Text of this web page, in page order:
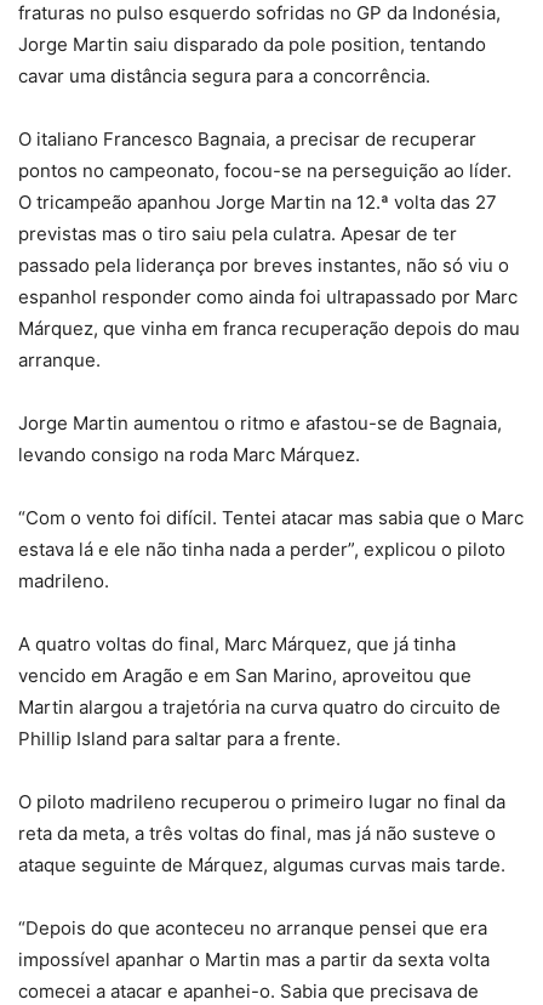
fraturas no pulso esquerdo sofridas no GP da Indonésia,
Jorge Martin saiu disparado da pole position, tentando
cavar uma distância segura para a concorrência.
O italiano Francesco Bagnaia, a precisar de recuperar
pontos no campeonato, focou-se na perseguição ao líder.
O tricampeão apanhou Jorge Martin na 12.ª volta das 27
previstas mas o tiro saiu pela culatra. Apesar de ter
passado pela liderança por breves instantes, não só viu o
espanhol responder como ainda foi ultrapassado por Marc
Márquez, que vinha em franca recuperação depois do mau
arranque.
Jorge Martin aumentou o ritmo e afastou-se de Bagnaia,
levando consigo na roda Marc Márquez.
“Com o vento foi difícil. Tentei atacar mas sabia que o Marc
estava lá e ele não tinha nada a perder”, explicou o piloto
madrileno.
A quatro voltas do final, Marc Márquez, que já tinha
vencido em Aragão e em San Marino, aproveitou que
Martin alargou a trajetória na curva quatro do circuito de
Phillip Island para saltar para a frente.
O piloto madrileno recuperou o primeiro lugar no final da
reta da meta, a três voltas do final, mas já não susteve o
ataque seguinte de Márquez, algumas curvas mais tarde.
“Depois do que aconteceu no arranque pensei que era
impossível apanhar o Martin mas a partir da sexta volta
comecei a atacar e apanhei-o. Sabia que precisava de